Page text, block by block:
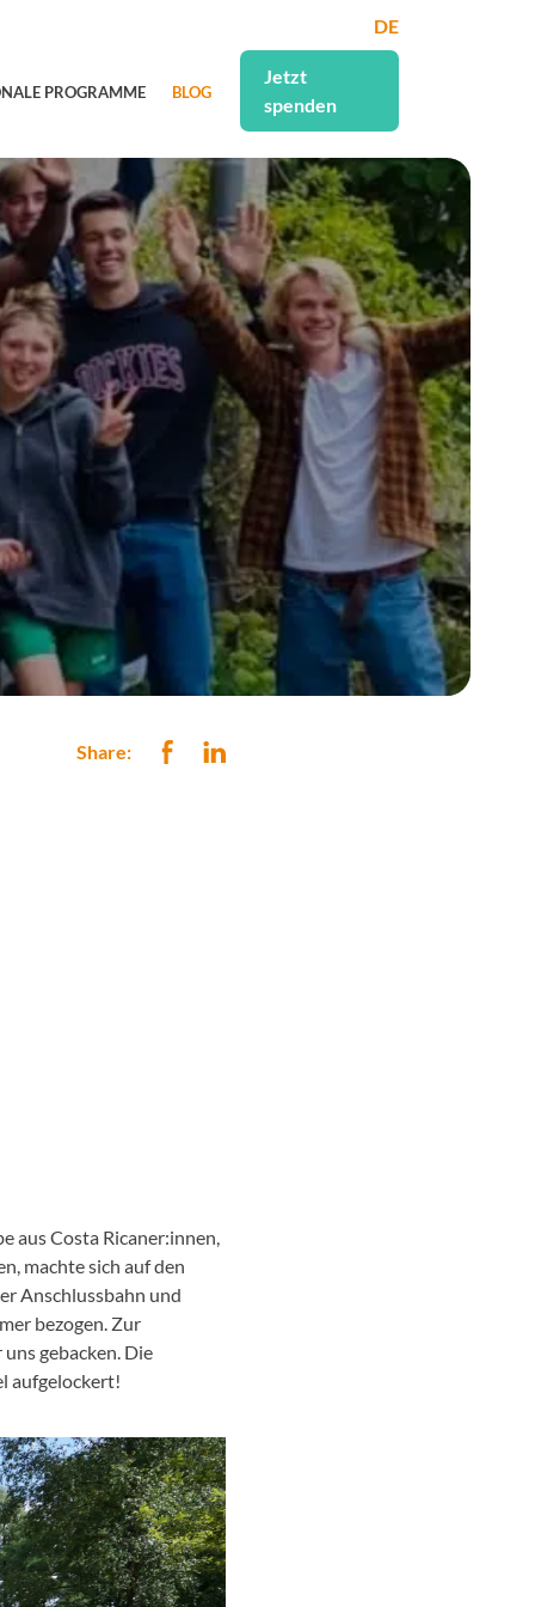
DE
PROGRAMME BLOG
Jetzt
spenden
Share:
aus Costa Ricaner:innen,
machte sich auf den
Anschlussbahn und
bezogen. Zur
gebacken. Die
aufgelockert!